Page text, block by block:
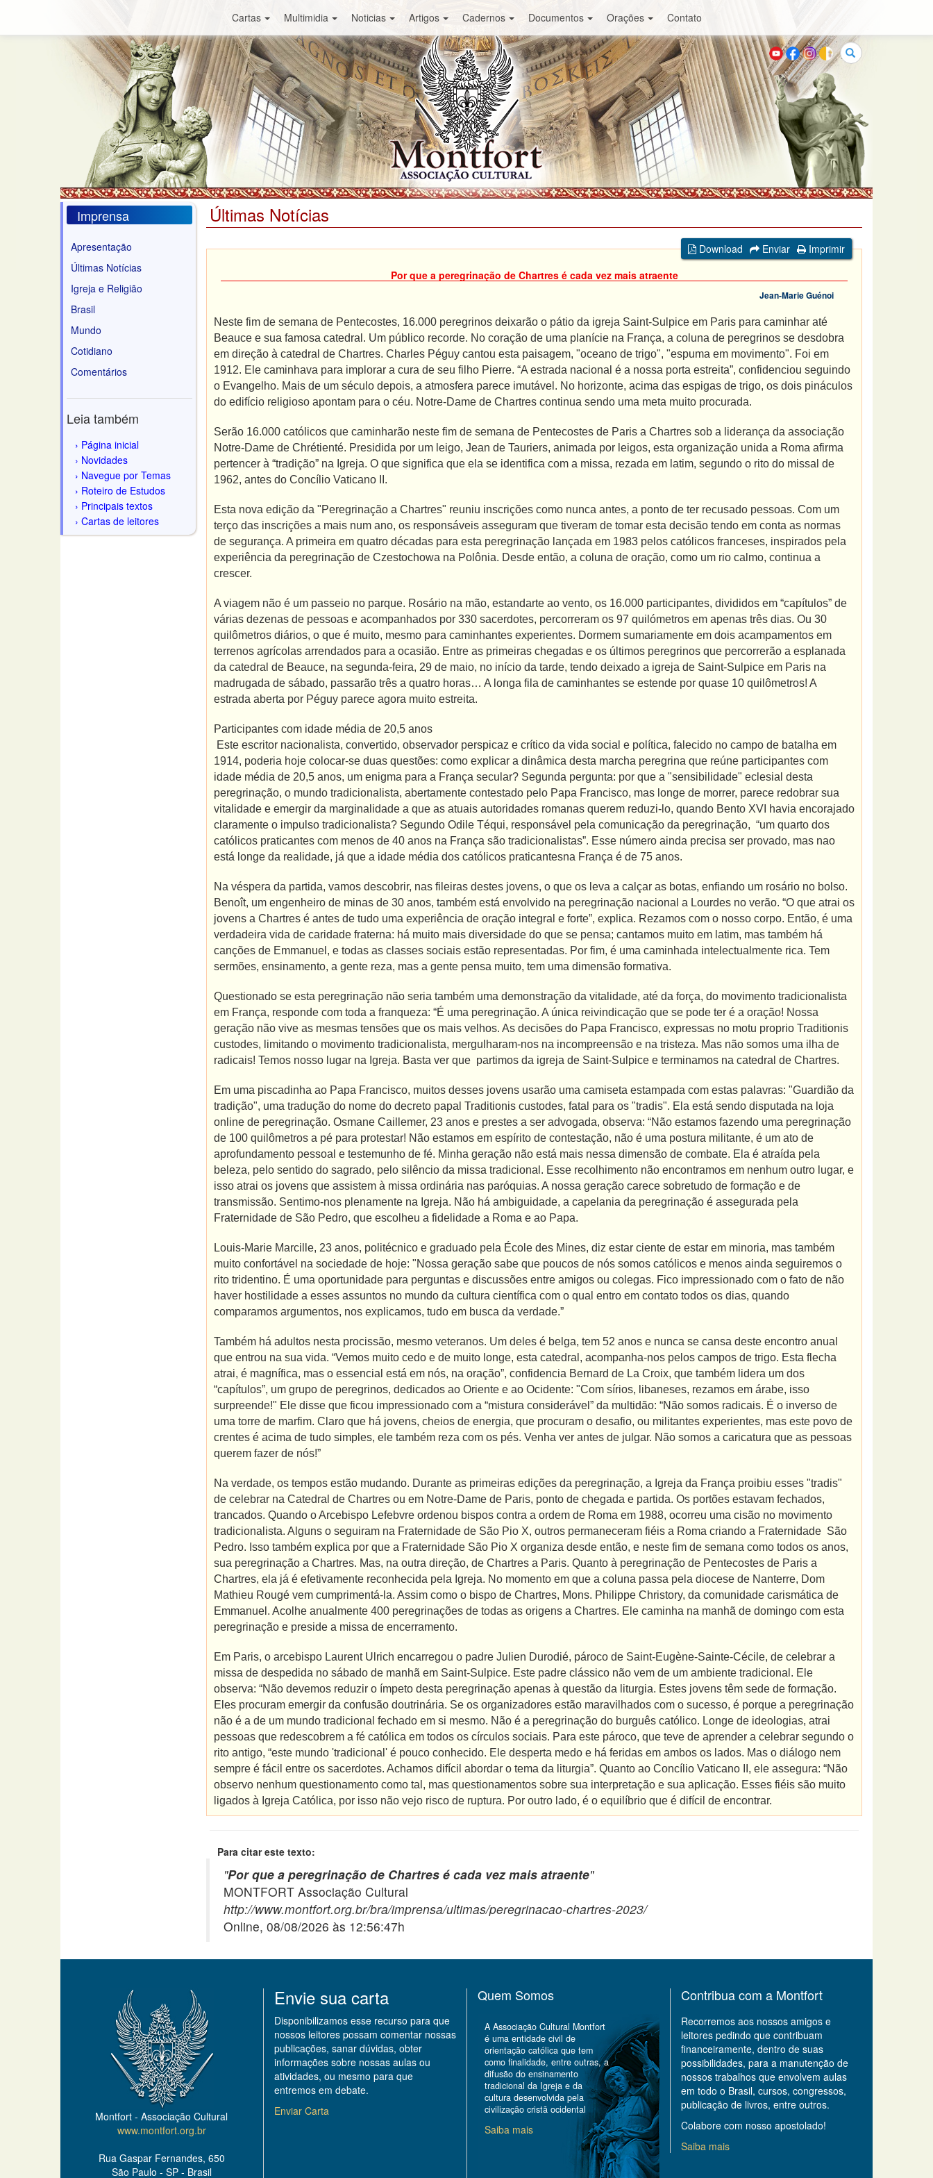
Cartas Multimidia Noticias Artigos Cadernos Documentos Orações Contato
Buscar
Imprensa
Apresentação
Últimas Notícias
Igreja e Religião
Brasil
Mundo
Cotidiano
Comentários
Leia também
Página inicial
Novidades
Navegue por Temas
Roteiro de Estudos
Principais textos
Cartas de leitores
Últimas Notícias
Download Enviar
Imprimir
Por que a peregrinação de Chartres é cada vez mais atraente
Jean-Marie Guénoi
Neste fim de semana de Pentecostes, 16.000 peregrinos deixarão o pátio da igreja Saint-Sulpice em Paris para caminhar até
Beauce e sua famosa catedral. Um público recorde. No coração de uma planície na França, a coluna de peregrinos se desdobra
em direção à catedral de Chartres. Charles Péguy cantou esta paisagem, "oceano de trigo", "espuma em movimento". Foi em
1912. Ele caminhava para implorar a cura de seu filho Pierre. “A estrada nacional é a nossa porta estreita”, confidenciou seguindo
o Evangelho. Mais de um século depois, a atmosfera parece imutável. No horizonte, acima das espigas de trigo, os dois pináculos
do edifício religioso apontam para o céu. Notre-Dame de Chartres continua sendo uma meta muito procurada.
Serão 16.000 católicos que caminharão neste fim de semana de Pentecostes de Paris a Chartres sob a liderança da associação
Notre-Dame de Chrétienté. Presidida por um leigo, Jean de Tauriers, animada por leigos, esta organização unida a Roma afirma
pertencer à “tradição” na Igreja. O que significa que ela se identifica com a missa, rezada em latim, segundo o rito do missal de
1962, antes do Concílio Vaticano II.
Esta nova edição da "Peregrinação a Chartres" reuniu inscrições como nunca antes, a ponto de ter recusado pessoas. Com um
terço das inscrições a mais num ano, os responsáveis ​​asseguram que tiveram de tomar esta decisão tendo em conta as normas
de segurança. A primeira em quatro décadas para esta peregrinação lançada em 1983 pelos católicos franceses, inspirados pela
experiência da peregrinação de Czestochowa na Polônia. Desde então, a coluna de oração, como um rio calmo, continua a
crescer.
A viagem não é um passeio no parque. Rosário na mão, estandarte ao vento, os 16.000 participantes, divididos em “capítulos” de
várias dezenas de pessoas e acompanhados por 330 sacerdotes, percorreram os 97 quilómetros em apenas três dias. Ou 30
quilômetros diários, o que é muito, mesmo para caminhantes experientes. Dormem sumariamente em dois acampamentos em
terrenos agrícolas arrendados para a ocasião. Entre as primeiras chegadas e os últimos peregrinos que percorrerão a esplanada
da catedral de Beauce, na segunda-feira, 29 de maio, no início da tarde, tendo deixado a igreja de Saint-Sulpice em Paris na
madrugada de sábado, passarão três a quatro horas… A longa fila de caminhantes se estende por quase 10 quilômetros! A
estrada aberta por Péguy parece agora muito estreita.
Participantes com idade média de 20,5 anos
Este escritor nacionalista, convertido, observador perspicaz e crítico da vida social e política, falecido no campo de batalha em
1914, poderia hoje colocar-se duas questões: como explicar a dinâmica desta marcha peregrina que reúne participantes com
idade média de 20,5 anos, um enigma para a França secular? Segunda pergunta: por que a "sensibilidade" eclesial desta
peregrinação, o mundo tradicionalista, abertamente contestado pelo Papa Francisco, mas longe de morrer, parece redobrar sua
vitalidade e emergir da marginalidade a que as atuais autoridades romanas querem reduzi-lo, quando Bento XVI havia encorajado
claramente o impulso tradicionalista? Segundo Odile Téqui, responsável pela comunicação da peregrinação, “um quarto dos
católicos praticantes com menos de 40 anos na França são tradicionalistas”. Esse número ainda precisa ser provado, mas nao
está longe da realidade, já que a idade média dos católicos praticantesna França é de 75 anos.
Na véspera da partida, vamos descobrir, nas fileiras destes jovens, o que os leva a calçar as botas, enfiando um rosário no bolso.
Benoît, um engenheiro de minas de 30 anos, também está envolvido na peregrinação nacional a Lourdes no verão. “O que atrai os
jovens a Chartres é antes de tudo uma experiência de oração integral e forte”, explica. Rezamos com o nosso corpo. Então, é uma
verdadeira vida de caridade fraterna: há muito mais diversidade do que se pensa; cantamos muito em latim, mas também há
canções de Emmanuel, e todas as classes sociais estão representadas. Por fim, é uma caminhada intelectualmente rica. Tem
sermões, ensinamento, a gente reza, mas a gente pensa muito, tem uma dimensão formativa.
Questionado se esta peregrinação não seria também uma demonstração da vitalidade, até da força, do movimento tradicionalista
em França, responde com toda a franqueza: “É uma peregrinação. A única reivindicação que se pode ter é a oração! Nossa
geração não vive as mesmas tensões que os mais velhos. As decisões do Papa Francisco, expressas no motu proprio Traditionis
custodes, limitando o movimento tradicionalista, mergulharam-nos na incompreensão e na tristeza. Mas não somos uma ilha de
radicais! Temos nosso lugar na Igreja. Basta ver que partimos da igreja de Saint-Sulpice e terminamos na catedral de Chartres.
Em uma piscadinha ao Papa Francisco, muitos desses jovens usarão uma camiseta estampada com estas palavras: "Guardião da
tradição", uma tradução do nome do decreto papal Traditionis custodes, fatal para os "tradis". Ela está sendo disputada na loja
online de peregrinação. Osmane Caillemer, 23 anos e prestes a ser advogada, observa: “Não estamos fazendo uma peregrinação
de 100 quilômetros a pé para protestar! Não estamos em espírito de contestação, não é uma postura militante, é um ato de
aprofundamento pessoal e testemunho de fé. Minha geração não está mais nessa dimensão de combate. Ela é atraída pela
beleza, pelo sentido do sagrado, pelo silêncio da missa tradicional. Esse recolhimento não encontramos em nenhum outro lugar, e
isso atrai os jovens que assistem à missa ordinária nas paróquias. A nossa geração carece sobretudo de formação e de
transmissão. Sentimo-nos plenamente na Igreja. Não há ambiguidade, a capelania da peregrinação é assegurada pela
Fraternidade de São Pedro, que escolheu a fidelidade a Roma e ao Papa.
Louis-Marie Marcille, 23 anos, politécnico e graduado pela École des Mines, diz estar ciente de estar em minoria, mas também
muito confortável na sociedade de hoje: "Nossa geração sabe que poucos de nós somos católicos e menos ainda seguiremos o
rito tridentino. É uma oportunidade para perguntas e discussões entre amigos ou colegas. Fico impressionado com o fato de não
haver hostilidade a esses assuntos no mundo da cultura científica com o qual entro em contato todos os dias, quando
comparamos argumentos, nos explicamos, tudo em busca da verdade.”
Também há adultos nesta procissão, mesmo veteranos. Um deles é belga, tem 52 anos e nunca se cansa deste encontro anual
que entrou na sua vida. “Vemos muito cedo e de muito longe, esta catedral, acompanha-nos pelos campos de trigo. Esta flecha
atrai, é magnífica, mas o essencial está em nós, na oração”, confidencia Bernard de La Croix, que também lidera um dos
“capítulos”, um grupo de peregrinos, dedicados ao Oriente e ao Ocidente: "Com sírios, libaneses, rezamos em árabe, isso
surpreende!" Ele disse que ficou impressionado com a “mistura considerável” da multidão: “Não somos radicais. É o inverso de
uma torre de marfim. Claro que há jovens, cheios de energia, que procuram o desafio, ou militantes experientes, mas este povo de
crentes é acima de tudo simples, ele também reza com os pés. Venha ver antes de julgar. Não somos a caricatura que as pessoas
querem fazer de nós!”
Na verdade, os tempos estão mudando. Durante as primeiras edições da peregrinação, a Igreja da França proibiu esses "tradis"
de celebrar na Catedral de Chartres ou em Notre-Dame de Paris, ponto de chegada e partida. Os portões estavam fechados,
trancados. Quando o Arcebispo Lefebvre ordenou bispos contra a ordem de Roma em 1988, ocorreu uma cisão no movimento
tradicionalista. Alguns o seguiram na Fraternidade de São Pio X, outros permaneceram fiéis a Roma criando a Fraternidade São
Pedro. Isso também explica por que a Fraternidade São Pio X organiza desde então, e neste fim de semana como todos os anos,
sua peregrinação a Chartres. Mas, na outra direção, de Chartres a Paris. Quanto à peregrinação de Pentecostes de Paris a
Chartres, ela já é efetivamente reconhecida pela Igreja. No momento em que a coluna passa pela diocese de Nanterre, Dom
Mathieu Rougé vem cumprimentá-la. Assim como o bispo de Chartres, Mons. Philippe Christory, da comunidade carismática de
Emmanuel. Acolhe anualmente 400 peregrinações de todas as origens a Chartres. Ele caminha na manhã de domingo com esta
peregrinação e preside a missa de encerramento.
Em Paris, o arcebispo Laurent Ulrich encarregou o padre Julien Durodié, pároco de Saint-Eugène-Sainte-Cécile, de celebrar a
missa de despedida no sábado de manhã em Saint-Sulpice. Este padre clássico não vem de um ambiente tradicional. Ele
observa: “Não devemos reduzir o ímpeto desta peregrinação apenas à questão da liturgia. Estes jovens têm sede de formação.
Eles procuram emergir da confusão doutrinária. Se os organizadores estão maravilhados com o sucesso, é porque a peregrinação
não é a de um mundo tradicional fechado em si mesmo. Não é a peregrinação do burguês católico. Longe de ideologias, atrai
pessoas que redescobrem a fé católica em todos os círculos sociais. Para este pároco, que teve de aprender a celebrar segundo o
rito antigo, “este mundo 'tradicional' é pouco conhecido. Ele desperta medo e há feridas em ambos os lados. Mas o diálogo nem
sempre é fácil entre os sacerdotes. Achamos difícil abordar o tema da liturgia”. Quanto ao Concílio Vaticano II, ele assegura: “Não
observo nenhum questionamento como tal, mas questionamentos sobre sua interpretação e sua aplicação. Esses fiéis são muito
ligados à Igreja Católica, por isso não vejo risco de ruptura. Por outro lado, é o equilíbrio que é difícil de encontrar.
Para citar este texto:
"Por que a peregrinação de Chartres é cada vez mais atraente"
MONTFORT Associação Cultural
http://www.montfort.org.br/bra/imprensa/ultimas/peregrinacao-chartres-2023/
Online, 08/08/2026 às 12:56:47h
Montfort - Associação Cultural
www.montfort.org.br
Rua Gaspar Fernandes, 650
São Paulo - SP - Brasil
Envie sua carta
Disponibilizamos esse recurso para que
nossos leitores possam comentar nossas
publicações, sanar dúvidas, obter
informações sobre nossas aulas ou
atividades, ou mesmo para que
entremos em debate.
Enviar Carta
Quem Somos
A Associação Cultural Montfort
é uma entidade civil de
orientação católica que tem
como finalidade, entre outras, a
difusão do ensinamento
tradicional da Igreja e da
cultura desenvolvida pela
civilização cristã ocidental
Saiba mais
Contribua com a Montfort
Recorremos aos nossos amigos e
leitores pedindo que contribuam
financeiramente, dentro de suas
possibilidades, para a manutenção de
nossos trabalhos que envolvem aulas
em todo o Brasil, cursos, congressos,
publicação de livros, entre outros.
Colabore com nosso apostolado!
Saiba mais